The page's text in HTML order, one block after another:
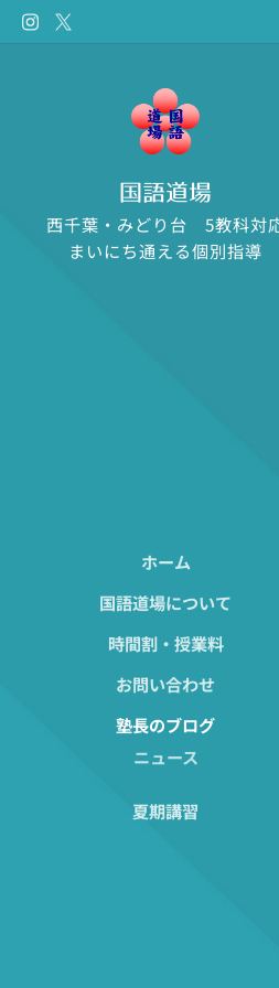
国語道場
西千葉・みどり台 5教科対
まいにち通える個別指導
ホーム
国語道場について
時間割・授業料
お問い合わせ
塾長のブログ
ニュース
夏期講習